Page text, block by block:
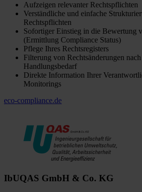
Aufzeigen relevanter Rechtspflichten
Verständliche und einfache
Rechtspflichten
Sofortiger Einstieg in die Bewertung
(Ermittlung Compliance Status)
Pflege Ihres Rechtsregisters
Filterung von Rechtsänderungen
Handlungsbedarf
Direkte Information Ihrer
Monitorings
eco-compliance.de
IbUQAS GmbH & Co. KG